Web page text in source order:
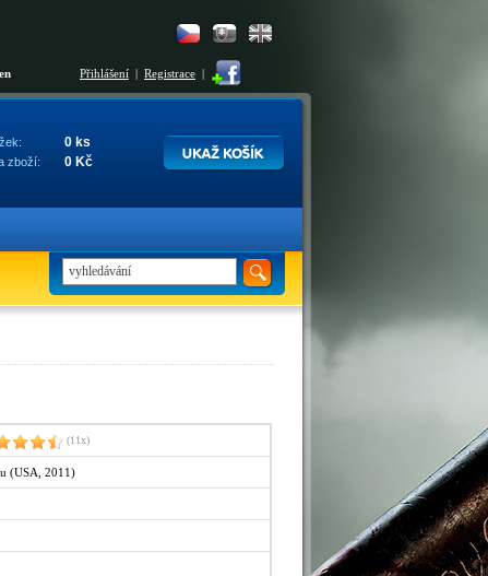
Přihlášení | Registrace |
0 ks
zboží: 0 Kč
(11x)
(USA, 2011)